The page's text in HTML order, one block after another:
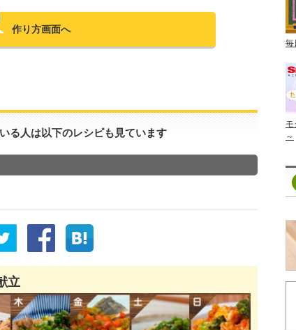
作り方画面へ
る人は以下のレシピも見ています
立
毎
モ
～